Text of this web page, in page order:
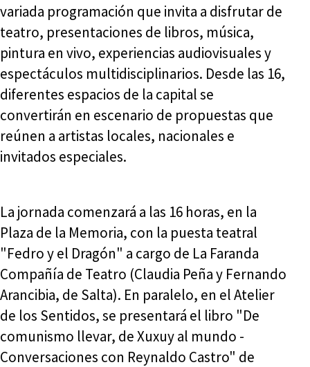
variada programación que invita a disfrutar de
teatro, presentaciones de libros, música,
pintura en vivo, experiencias audiovisuales y
espectáculos multidisciplinarios. Desde las 16,
diferentes espacios de la capital se
convertirán en escenario de propuestas que
reúnen a artistas locales, nacionales e
invitados especiales.
La jornada comenzará a las 16 horas, en la
Plaza de la Memoria, con la puesta teatral
"Fedro y el Dragón" a cargo de La Faranda
Compañía de Teatro (Claudia Peña y Fernando
Arancibia, de Salta). En paralelo, en el Atelier
de los Sentidos, se presentará el libro "De
comunismo llevar, de Xuxuy al mundo -
Conversaciones con Reynaldo Castro" de